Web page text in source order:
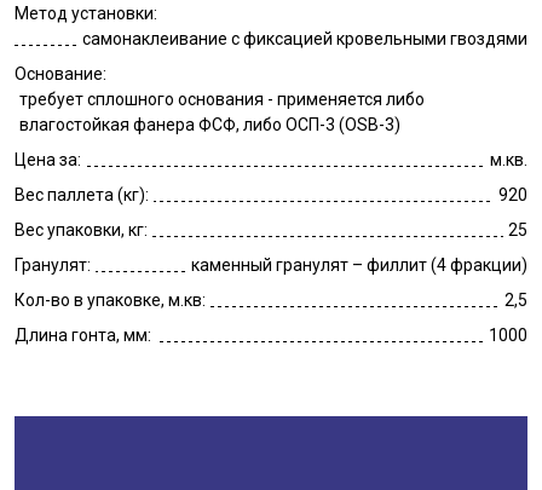
Метод установки:
самонаклеивание с фиксацией кровельными гвоздями
Основание:
требует сплошного основания - применяется либо
влагостойкая фанера ФСФ, либо ОСП-3 (OSB-3)
Цена за:
м.кв.
Вес паллета (кг):
920
Вес упаковки, кг:
25
Гранулят:
каменный гранулят – филлит (4 фракции)
Кол-во в упаковке, м.кв:
2,5
Длина гонта, мм:
1000